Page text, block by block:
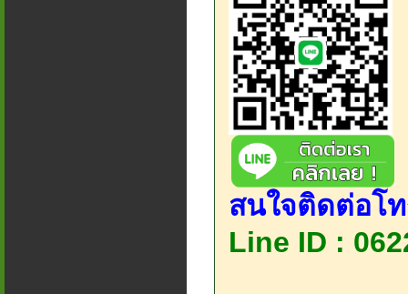
สนใจติดต่อโ
Line ID :